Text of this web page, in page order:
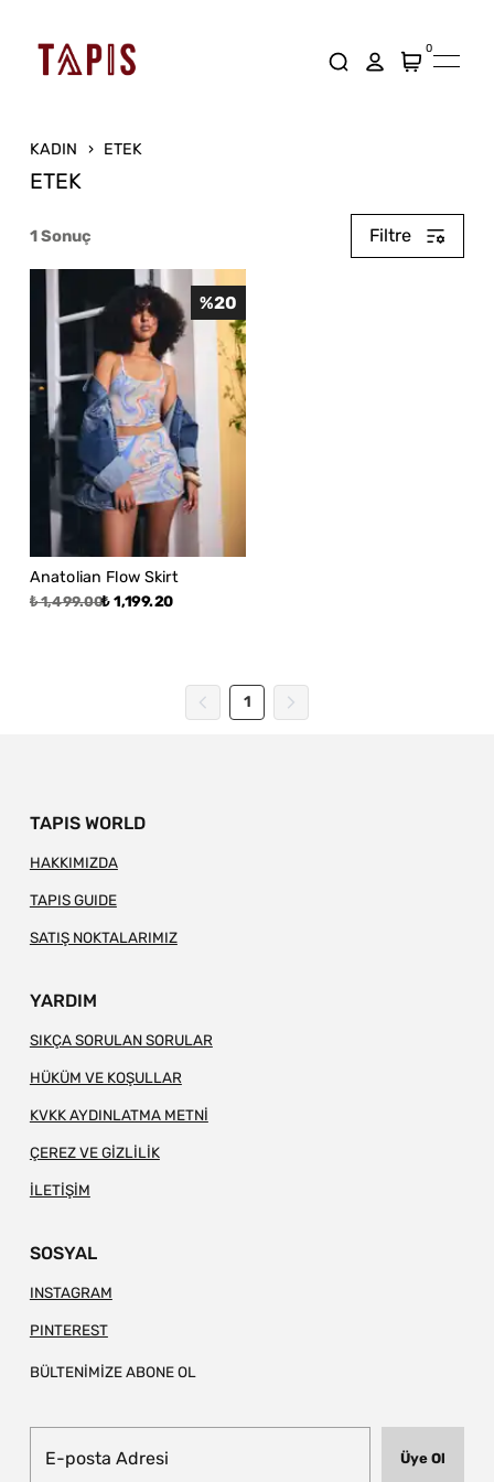
0
KADIN ETEK
ETEK
1Sonuç Filtre
Anatolian Flow Skirt
₺ 1,499.00₺ 1,199.20
%20
1
TAPIS WORLD
HAKKIMIZDA
TAPIS GUIDE
SATIŞ NOKTALARIMIZ
YARDIM
SIKÇA SORULAN SORULAR
HÜKÜM VE KOŞULLAR
KVKK AYDINLATMA METNİ
ÇEREZ VE GİZLİLİK
İLETİŞİM
SOSYAL
INSTAGRAM
PINTEREST
BÜLTENİMİZE ABONE OL
Üye Ol